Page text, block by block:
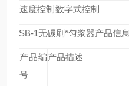
速度控制 数字式控制
SB-1无碳刷*匀浆器产品信息
产品编
号
产品描述